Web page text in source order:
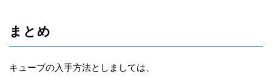
まとめ
キューブの入手方法としましては、